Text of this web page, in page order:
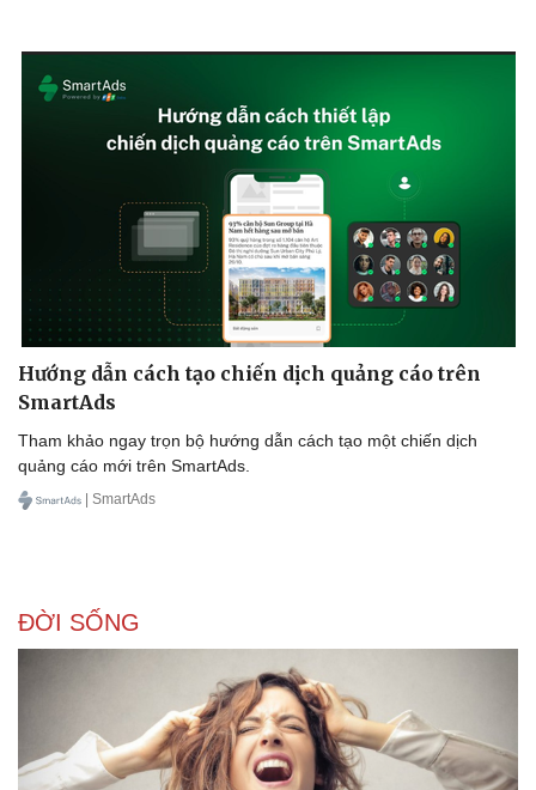
Sức khỏe
Dinh dưỡng - món ngon
Cây thuốc
Làm đẹp - giảm cân
Phòng mạch online
Đời sống
Hướng dẫn cách tạo chiến dịch quảng cáo trên
SmartAds
Tham khảo ngay trọn bộ hướng dẫn cách tạo một chiến dịch
quảng cáo mới trên SmartAds.
| SmartAds
ĐỜI SỐNG